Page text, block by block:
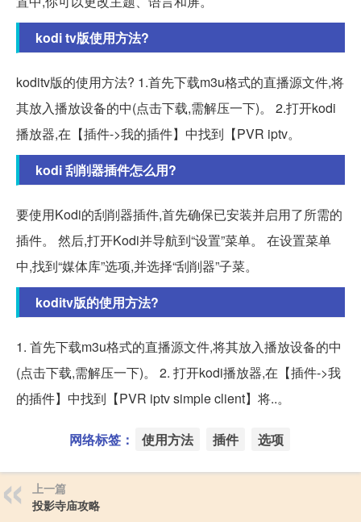
kodi tv版使用方法?
koditv版的使用方法? 1.首先下载m3u格式的直播源文件,将
其放入播放设备的中(点击下载,需解压一下)。 2.打开kodi
播放器,在【插件->我的插件】中找到【PVR iptv。
kodi 刮削器插件怎么用?
要使用Kodi的刮削器插件,首先确保已安装并启用了所需的
插件。 然后,打开Kodi并导航到“设置”菜单。 在设置菜单
中,找到“媒体库”选项,并选择“刮削器”子菜。
koditv版的使用方法?
1. 首先下载m3u格式的直播源文件,将其放入播放设备的中
(点击下载,需解压一下)。 2. 打开kodi播放器,在【插件->我
的插件】中找到【PVR iptv simple client】将..。
网络标签： 使用方法 插件 选项
上一篇
投影寺庙攻略